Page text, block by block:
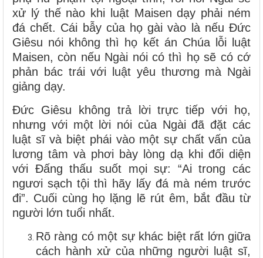
xử lý thế nào khi luật Maisen dạy phải ném
đá chết. Cái bẫy của họ gài vào là nếu Đức
Giêsu nói không thì họ kết án Chúa lỗi luật
Maisen, còn nếu Ngài nói có thì họ sẽ có cớ
phản bác trái với luật yêu thương mà Ngài
giảng dạy.
Đức Giêsu không trả lời trực tiếp với họ,
nhưng với một lời nói của Ngài đã đặt các
luật sĩ và biệt phái vào một sự chất vấn của
lương tâm và phơi bày lòng dạ khi đối diện
với Đấng thấu suốt mọi sự: “Ai trong các
ngươi sạch tội thì hãy lấy đá mà ném trước
đi”. Cuối cùng họ lặng lẽ rút êm, bắt đầu từ
người lớn tuổi nhất.
Rõ ràng có một sự khác biệt rất lớn giữa
cách hành xử của những người luật sĩ,